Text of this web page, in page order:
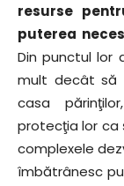
resurse
puterea
Din punctul lor
mult decât să
casa
protecţia lor ca
complexele
îmbătrânesc